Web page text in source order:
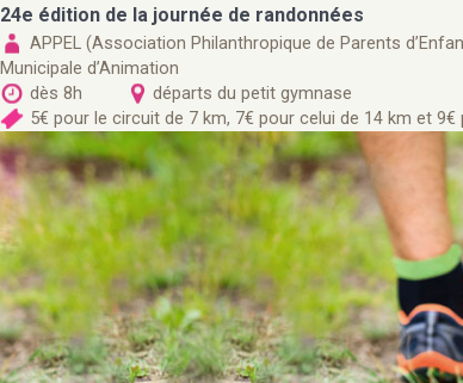
24e édition de la journée de randonnées
APPEL (Association Philanthropique de Parents
Municipale d’Animation
dès 8h
départs du petit gymnase
5€ pour le circuit de 7 km, 7€ pour celui de 14 km et 9€